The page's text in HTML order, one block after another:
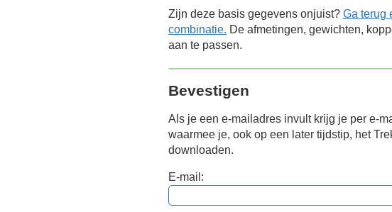
Zijn deze basis gegevens onjuist? Ga terug
combinatie. De afmetingen, gewichten,
aan te passen.
Bevestigen
Als je een e-mailadres invult krijg je per e-
waarmee je, ook op een later tijdstip, het
downloaden.
E-mail: